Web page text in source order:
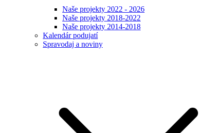
Naše projekty 2022 - 2026
Naše projekty 2018-2022
Naše projekty 2014-2018
Kalendár podujatí
Spravodaj a noviny